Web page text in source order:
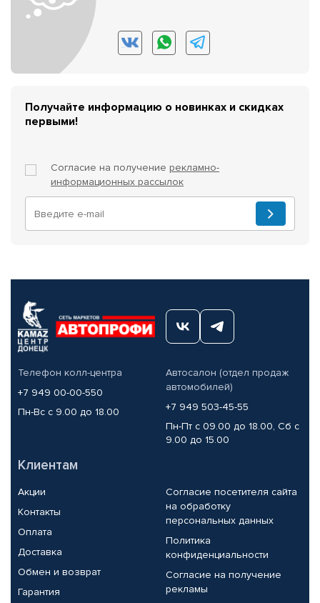
Получайте информацию о новинках и скидках
первыми!
Согласие на получение рекламно-
информационных рассылок
Телефон колл-центра
+7 949 00-00-550
Пн-Вс с 9.00 до 18.00
Автосалон (отдел продаж
автомобилей)
+7 949 503-45-55
Пн-Пт с 09.00 до 18.00, Сб с
9.00 до 15.00
Клиентам
Акции
Контакты
Оплата
Доставка
Обмен и возврат
Гарантия
Согласие посетителя сайта
на обработку
персональных данных
Политика
конфиденциальности
Согласие на получение
рекламы